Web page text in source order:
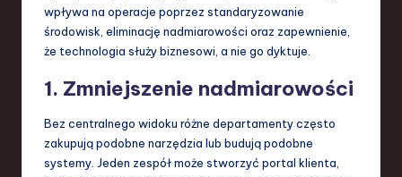
wpływa na operacje poprzez standaryzowanie
środowisk, eliminację nadmiarowości oraz zapewnienie,
że technologia służy biznesowi, a nie go dyktuje.
1. Zmniejszenie nadmiarowości
Bez centralnego widoku różne departamenty często
zakupują podobne narzędzia lub budują podobne
systemy. Jeden zespół może stworzyć portal klienta,